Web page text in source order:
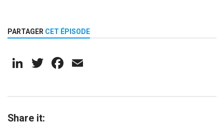
PARTAGER CET ÉPISODE
LinkedIn
TwitterFacebook
Share it: